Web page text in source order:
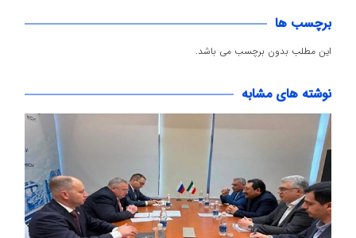
برچسب ها
این مطلب بدون برچسب می باشد.
نوشته های مشابه